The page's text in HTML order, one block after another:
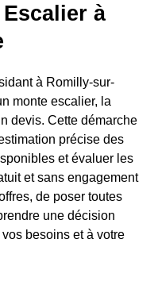
à
à Romilly-sur-
monte escalier, la
devis. Cette démarche
précise des
et évaluer les
et sans engagement
de poser toutes
une décision
besoins et à votre